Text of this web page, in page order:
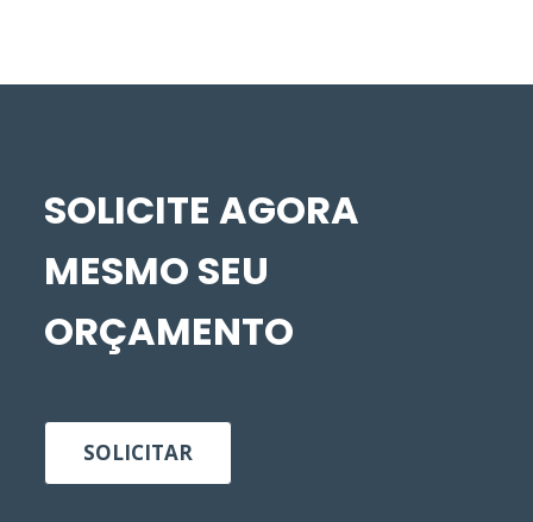
SOLICITE AGORA
MESMO SEU
ORÇAMENTO
SOLICITAR